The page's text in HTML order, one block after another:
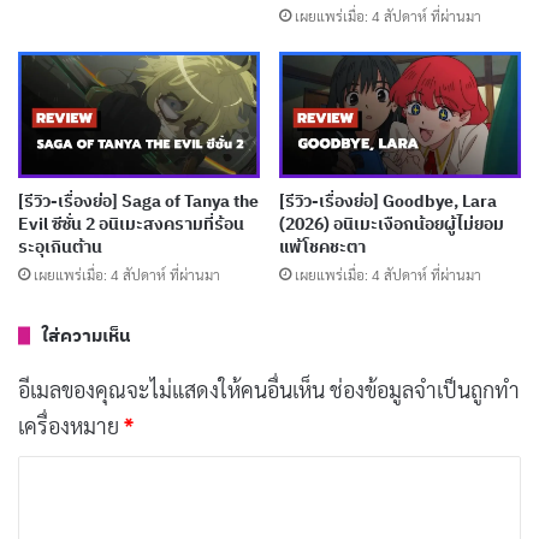
สิ่งที่ผู้ชมจะเจอทันทีในห้านาทีแรกไม่ใช่โลกเวทมนตร์หรือ
ความน่าสนใจของตัวละคร แต่คือfan serviceที่ถูกวางให้
เป็นทั้งองค์ประกอบหลักและที่มาของอารมณ์ขัน ไม่ว่าจะ
เป็นฉากชุดชั้นในของสปิก้าที่ปรากฏซ้ำๆ อาเรีย (Aria)
เพื่อนสนิทที่มีพฤติกรรมล่วงเกินทางเพศต่อเธออยู่บ่อยครั้ง
รวมถึงฉากที่สปิก้าเสนอตัวเองเพื่อแลกกับการเรียน
เวทมนตร์ และ command (คำสั่ง) ที่ไม่เหมาะสมจาก
อาจารย์แมวที่ทำให้รู้สึกอึดอัดอย่างสุดๆ สิ่งเหล่านี้ไม่ได้
หรือสนใจโลกของอนิเมะเรื่องนี้ได้อย่างจริงจัง
เผยแพร่เมื่อ: 4 สัปดาห์ ที่ผ่านมา
[รีวิว-เรื่องย่อ] Saga of Tanya the
Evil ซีซั่น 2 อนิเมะสงครามที่ร้อน
ระอุเกินต้าน
เผยแพร่เมื่อ: 4 สัปดาห์ ที่ผ่านมา
[รีวิว-เรื่องย่อ] Goodbye, Lara
(2026) อนิเมะเงือกน้อยผู้ไม่ยอม
แพ้โชคชะตา
เผยแพร่เมื่อ: 4 สัปดาห์ ที่ผ่านมา
ใส่ความเห็น
อีเมลของคุณจะไม่แสดงให้คนอื่นเห็นช่องข้อมูลจำเป็นถูกทำ
เครื่องหมาย *